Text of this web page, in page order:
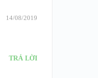
14/08/2019
TRẢ LỜI